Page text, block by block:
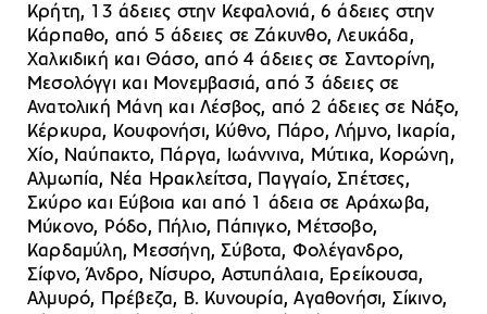
Κρήτη, 13 άδειες στην Κεφαλονιά, 6 άδειες στην
Κάρπαθο, από 5 άδειες σε Ζάκυνθο, Λευκάδα,
Χαλκιδική και Θάσο, από 4 άδειες σε Σαντορίνη,
Μεσολόγγι και Μονεμβασιά, από 3 άδειες σε
Ανατολική Μάνη και Λέσβος, από 2 άδειες σε Νάξο,
Κέρκυρα, Κουφονήσι, Κύθνο, Πάρο, Λήμνο, Ικαρία,
Χίο, Ναύπακτο, Πάργα, Ιωάννινα, Μύτικα, Κορώνη,
Αλμωπία, Νέα Ηρακλείτσα, Παγγαίο, Σπέτσες,
Σκύρο και Εύβοια και από 1 άδεια σε Αράχωβα,
Μύκονο, Ρόδο, Πήλιο, Πάπιγκο, Mέτσοβο,
Καρδαμύλη, Μεσσήνη, Σύβοτα, Φολέγανδρο,
Σίφνο, Άνδρο, Νίσυρο, Αστυπάλαια, Ερείκουσα,
Αλμυρό, Πρέβεζα, Β. Κυνουρία, Αγαθονήσι, Σίκινο,